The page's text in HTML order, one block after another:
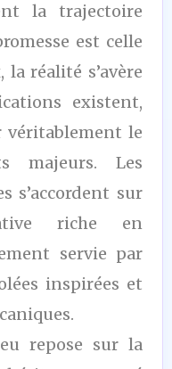
la trajectoire
est celle
réalité s’avère
existent,
le
majeurs. Les
s’accordent sur
riche en
servie par
inspirées et
repose sur la